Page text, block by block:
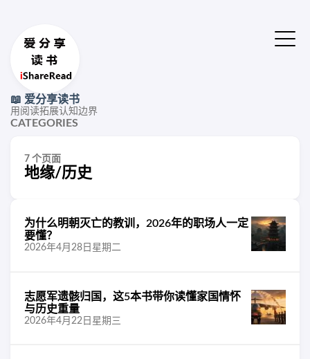
📖 爱分享读书
用阅读拓展认知边界
CATEGORIES
7 个页面
地缘/历史
为什么明朝灭亡的教训，2026年的职场人一定
要懂？
2026年4月28日星期二
志愿军遗骸归国，这5本书带你读懂家国情怀
与历史重量
2026年4月22日星期三